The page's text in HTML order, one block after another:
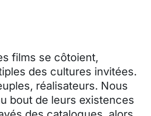
films se côtoient,
des cultures invitées.
réalisateurs. Nous
bout de leurs existences